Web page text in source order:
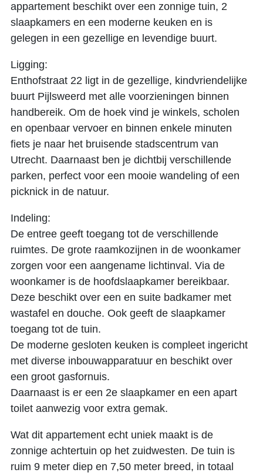
appartement beschikt over een zonnige tuin, 2
slaapkamers en een moderne keuken en is
gelegen in een gezellige en levendige buurt.
Ligging:
Enthofstraat 22 ligt in de gezellige, kindvriendelijke
buurt Pijlsweerd met alle voorzieningen binnen
handbereik. Om de hoek vind je winkels, scholen
en openbaar vervoer en binnen enkele minuten
fiets je naar het bruisende stadscentrum van
Utrecht. Daarnaast ben je dichtbij verschillende
parken, perfect voor een mooie wandeling of een
picknick in de natuur.
Indeling:
De entree geeft toegang tot de verschillende
ruimtes. De grote raamkozijnen in de woonkamer
zorgen voor een aangename lichtinval. Via de
woonkamer is de hoofdslaapkamer bereikbaar.
Deze beschikt over een en suite badkamer met
wastafel en douche. Ook geeft de slaapkamer
toegang tot de tuin.
De moderne gesloten keuken is compleet ingericht
met diverse inbouwapparatuur en beschikt over
een groot gasfornuis.
Daarnaast is er een 2e slaapkamer en een apart
toilet aanwezig voor extra gemak.
Wat dit appartement echt uniek maakt is de
zonnige achtertuin op het zuidwesten. De tuin is
ruim 9 meter diep en 7,50 meter breed, in totaal